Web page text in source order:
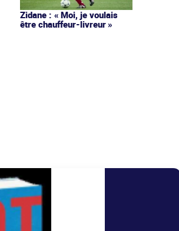
Zidane : « Moi, je voulais
être chauffeur-livreur »